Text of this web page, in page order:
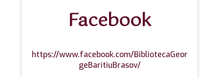
Facebook
https://www.facebook.com/BibliotecaGeor
geBaritiuBrasov/